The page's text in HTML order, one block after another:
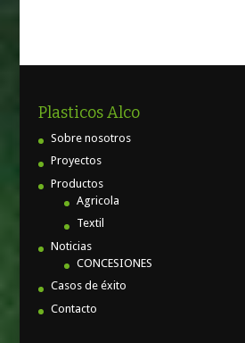
Plasticos Alco
Sobre nosotros
Proyectos
Productos
Agricola
Textil
Noticias
CONCESIONES
Casos de éxito
Contacto